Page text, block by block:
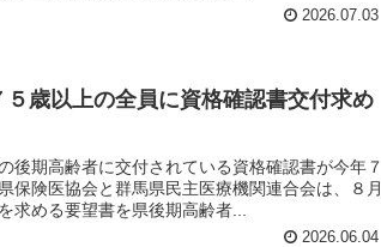
2026.07.03
歳以上の全員に資格確認書交付求め
後期高齢者に交付されている資格確認書が今年７
保険医協会と群馬県民主医療機関連合会は、８月
求める要望書を県後期高齢者...
2026.06.04